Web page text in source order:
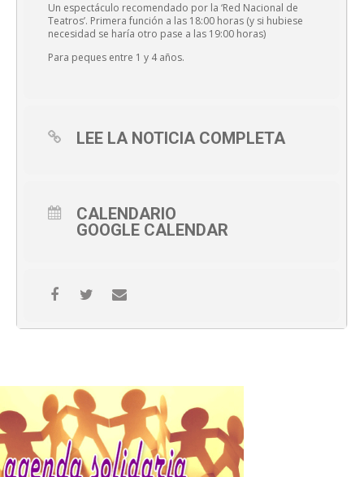
Un espectáculo recomendado por la ‘Red Nacional de
Teatros’. Primera función a las 18:00 horas (y si hubiese
necesidad se haría otro pase a las 19:00 horas)
Para peques entre 1 y 4 años.
LEE LA NOTICIA COMPLETA
CALENDARIO
GOOGLE CALENDAR